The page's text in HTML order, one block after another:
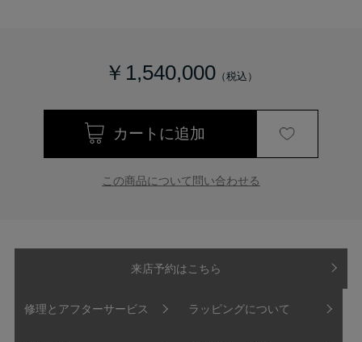
￥1,540,000
この商品について問い合わせる
来店予約はこちら
修理とアフターサービス ラッピングについて